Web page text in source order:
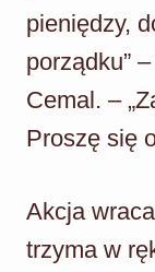
pieniędzy,
porządku”
Cemal. –
Proszę się
Akcja
trzyma w